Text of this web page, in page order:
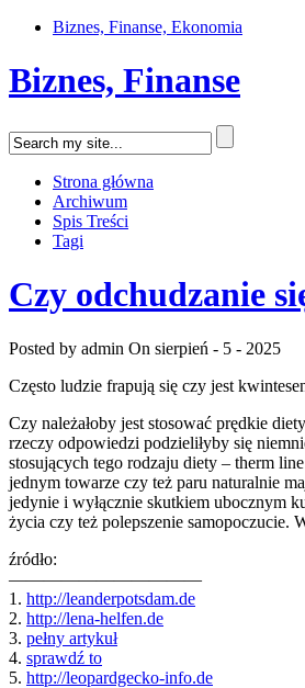
Biznes, Finanse, Ekonomia
Biznes, Finanse
Strona główna
Archiwum
Spis Treści
Tagi
Czy odchudzanie
Posted by admin On sierpień - 5 - 2025
Często ludzie frapują się czy jest
Czy należałoby jest stosować prędkie
rzeczy odpowiedzi podzieliłyby się
stosujących tego rodzaju diety – therm
jednym towarze czy też paru naturalnie
jedynie i wyłącznie skutkiem ubocznym
życia czy też polepszenie samopoczucie.
źródło:
———————————
1. http://leanderpotsdam.de
2. http://lena-helfen.de
3. pełny artykuł
4. sprawdź to
5. http://leopardgecko-info.de